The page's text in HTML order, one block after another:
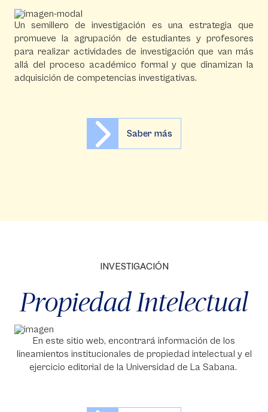
Un semillero de investigación es una estrategia que
promueve la agrupación de estudiantes y profesores
para realizar actividades de investigación que van más
allá del proceso académico formal y que dinamizan la
adquisición de competencias investigativas.
Saber más
INVESTIGACIÓN
Propiedad Intelectual
En este sitio web, encontrará información de los
lineamientos institucionales de propiedad intelectual y el
ejercicio editorial de la Universidad de La Sabana.